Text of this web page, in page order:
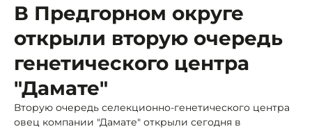
В Предгорном округе
открыли вторую очередь
генетического центра
"Дамате"
Вторую очередь селекционно-генетического центра
овец компании "Дамате" открыли сегодня в